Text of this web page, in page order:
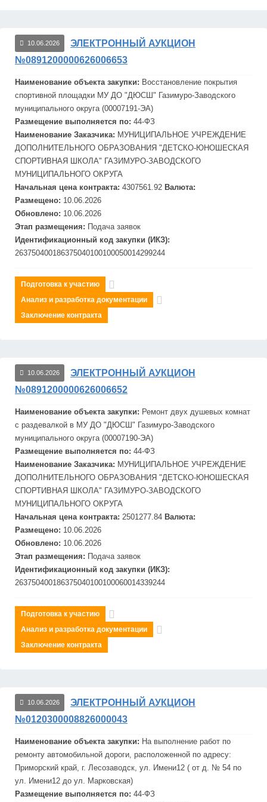
10.06.2026
ЭЛЕКТРОННЫЙ АУКЦИОН
№0891200000626006653
Наименование объекта закупки: Восстановление покрытия
спортивной площадки МУ ДО "ДЮСШ" Газимуро-Заводского
муниципального округа (00007191-ЭА)
Размещение выполняется по: 44-ФЗ
Наименование Заказчика: МУНИЦИПАЛЬНОЕ УЧРЕЖДЕНИЕ
ДОПОЛНИТЕЛЬНОГО ОБРАЗОВАНИЯ "ДЕТСКО-ЮНОШЕСКАЯ
СПОРТИВНАЯ ШКОЛА" ГАЗИМУРО-ЗАВОДСКОГО
МУНИЦИПАЛЬНОГО ОКРУГА
Начальная цена контракта: 4307561.92 Валюта:
Размещено: 10.06.2026
Обновлено: 10.06.2026
Этап размещения: Подача заявок
Идентификационный код закупки (ИКЗ):
263750400186375040100100050014299244
Подготовка к участию
Анализ и разработка документации
Заключение контракта
10.06.2026
ЭЛЕКТРОННЫЙ АУКЦИОН
№0891200000626006652
Наименование объекта закупки: Ремонт двух душевых комнат
с раздевалкой в МУ ДО "ДЮСШ" Газимуро-Заводского
муниципального округа (00007190-ЭА)
Размещение выполняется по: 44-ФЗ
Наименование Заказчика: МУНИЦИПАЛЬНОЕ УЧРЕЖДЕНИЕ
ДОПОЛНИТЕЛЬНОГО ОБРАЗОВАНИЯ "ДЕТСКО-ЮНОШЕСКАЯ
СПОРТИВНАЯ ШКОЛА" ГАЗИМУРО-ЗАВОДСКОГО
МУНИЦИПАЛЬНОГО ОКРУГА
Начальная цена контракта: 2501277.84 Валюта:
Размещено: 10.06.2026
Обновлено: 10.06.2026
Этап размещения: Подача заявок
Идентификационный код закупки (ИКЗ):
263750400186375040100100060014339244
Подготовка к участию
Анализ и разработка документации
Заключение контракта
10.06.2026
ЭЛЕКТРОННЫЙ АУКЦИОН
№0120300008826000043
Наименование объекта закупки: На выполнение работ по
ремонту автомобильной дороги, расположенной по адресу:
Приморский край, г. Лесозаводск, ул. Имени12 ( от д. № 54 по
ул. Имени12 до ул. Марковская)
Размещение выполняется по: 44-ФЗ